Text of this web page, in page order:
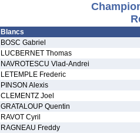
Blancs
BOSC Gabriel
LUCBERNET Thomas
NAVROTESCU Vlad-Andrei
LETEMPLE Frederic
PINSON Alexis
CLEMENTZ Joel
GRATALOUP Quentin
RAVOT Cyril
RAGNEAU Freddy